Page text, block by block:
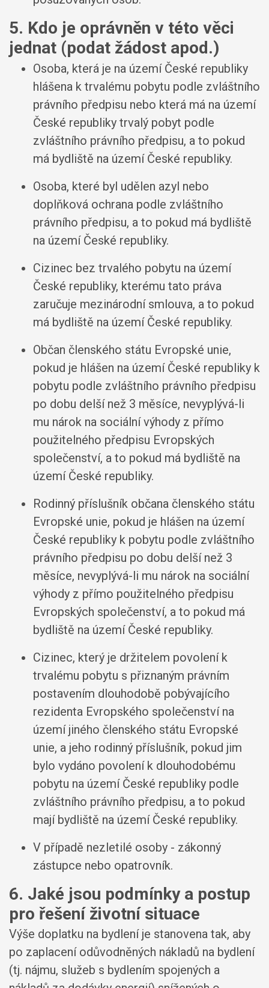
5. Kdo je oprávněn v této věci
jednat (podat žádost apod.)
Osoba, která je na území České republiky
hlášena k trvalému pobytu podle zvláštního
právního předpisu nebo která má na území
České republiky trvalý pobyt podle
zvláštního právního předpisu, a to pokud
má bydliště na území České republiky.
Osoba, které byl udělen azyl nebo
doplňková ochrana podle zvláštního
právního předpisu, a to pokud má bydliště
na území České republiky.
Cizinec bez trvalého pobytu na území
České republiky, kterému tato práva
zaručuje mezinárodní smlouva, a to pokud
má bydliště na území České republiky.
Občan členského státu Evropské unie,
pokud je hlášen na území České republiky k
pobytu podle zvláštního právního předpisu
po dobu delší než 3 měsíce, nevyplývá-li
mu nárok na sociální výhody z přímo
použitelného předpisu Evropských
společenství, a to pokud má bydliště na
území České republiky.
Rodinný příslušník občana členského státu
Evropské unie, pokud je hlášen na území
České republiky k pobytu podle zvláštního
právního předpisu po dobu delší než 3
měsíce, nevyplývá-li mu nárok na sociální
výhody z přímo použitelného předpisu
Evropských společenství, a to pokud má
bydliště na území České republiky.
Cizinec, který je držitelem povolení k
trvalému pobytu s přiznaným právním
postavením dlouhodobě pobývajícího
rezidenta Evropského společenství na
území jiného členského státu Evropské
unie, a jeho rodinný příslušník, pokud jim
bylo vydáno povolení k dlouhodobému
pobytu na území České republiky podle
zvláštního právního předpisu, a to pokud
mají bydliště na území České republiky.
V případě nezletilé osoby - zákonný
zástupce nebo opatrovník.
6. Jaké jsou podmínky a postup
pro řešení životní situace
Výše doplatku na bydlení je stanovena tak, aby
po zaplacení odůvodněných nákladů na bydlení
(tj. nájmu, služeb s bydlením spojených a